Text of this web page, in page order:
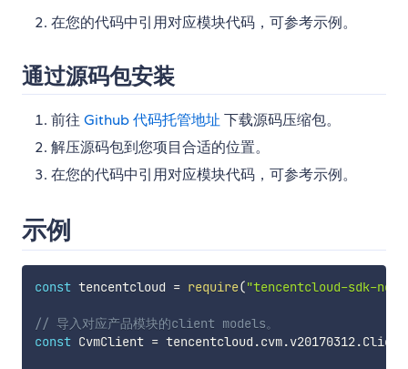
在您的代码中引用对应模块代码，可参考示例。
通过源码包安装
前往Github 代码托管地址下载源码压缩包。
解压源码包到您项目合适的位置。
在您的代码中引用对应模块代码，可参考示例。
示例
const tencentcloud = require("tencentcloud-sdk-
// 导入对应产品模块的client models。
const CvmClient = tencentcloud .cvm.v20170312.Client